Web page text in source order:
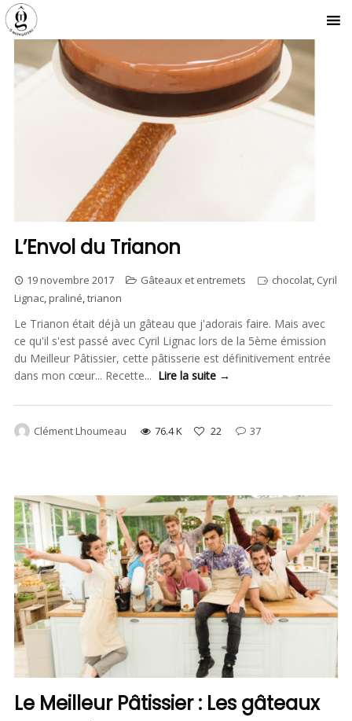
L’Envol du Trianon
19 novembre 2017 Gâteaux et entremets chocolat, Cyril
Lignac,praliné,trianon
Le Trianon était déjà un gâteau que j'adorais faire. Mais avec
ce qu'il s'est passé avec Cyril Lignac lors de la 5ème émission
du Meilleur Pâtissier, cette pâtisserie est définitivement entrée
dans mon cœur... Recette... Lire la suite →
Clément Lhoumeau 76.4 K 22 37
Le Meilleur Pâtissier : Les gâteaux